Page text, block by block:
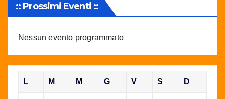
:: Prossimi Eventi ::
Nessun evento programmato
L M M G V S D